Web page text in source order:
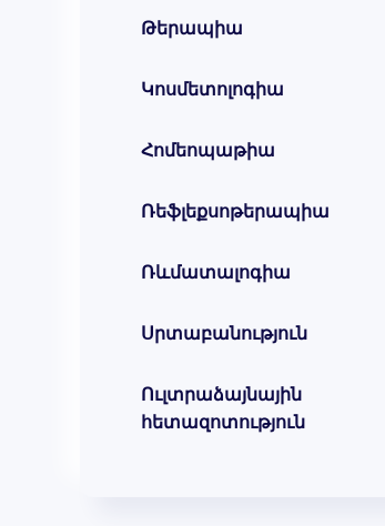
Թերապիա
Կոսմետոլոգիա
Հոմեոպաթիա
Ռեֆլեքսոթերապիա
Ռևմատալոգիա
Սրտաբանություն
Ուլտրաձայնային
հետազոտություն